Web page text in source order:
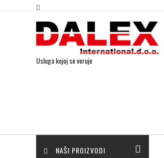
Usluga kojoj se veruje
NAŠI PROIZVODI